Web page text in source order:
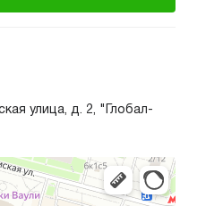
улица, д. 2, "Глобал-